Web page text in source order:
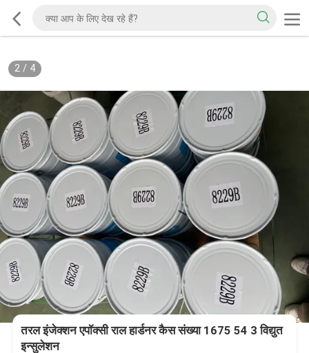
2/ 4
तरल इंजेक्शन एपॉक्सी राल हार्डनर कैस संख्या 1675 54 3 विद्युत
इन्सुलेशन